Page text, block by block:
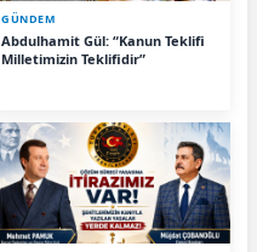
GÜNDEM
Abdulhamit Gül: “Kanun Teklifi
Milletimizin Teklifidir”